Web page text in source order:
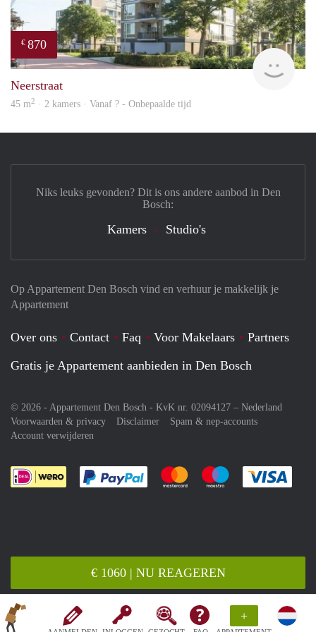
+
€ 1060 | NU REAGEREN
€ 870
Neerstraat
45 m2 · 2 kamers · Vanaf ? - Onbepaalde tijd
Op Appartement Den Bosch vind en verhuur je makkelijk je
Appartement
Over ons Contact Faq Voor Makelaars
Partners
Gratis je Appartement aanbieden in Den Bosch
© 2026 - Appartement Den Bosch - KvK nr. 02094127 – Nederland
Voorwaarden & privacy
Disclaimer
Spam & nep-accounts
Account verwijderen
Je rekent gemakkelijk af met Paypal
Je rekent gemakkelijk af met
Je rekent
Niks leuks gevonden? Dit is ons andere aanbod in Den
Bosch:
Kamers Studio's